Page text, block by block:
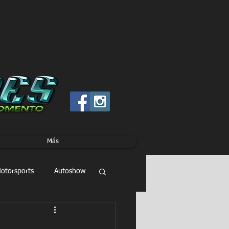
Más
Autoshow